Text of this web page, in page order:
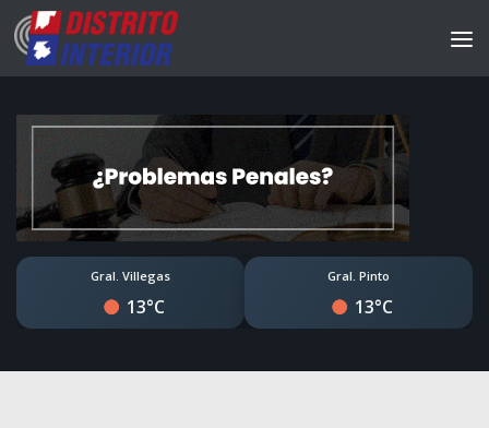
Gral. Villegas
13°C
Gral. Pinto
13°C